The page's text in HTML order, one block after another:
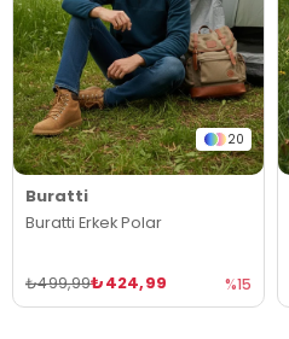
20
Buratti
Buratti Erkek Polar
₺424,99
₺499,99 %15